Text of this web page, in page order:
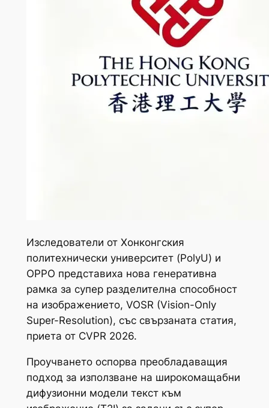
Изследователи от Хонконгския
политехнически университет (PolyU) и
OPPO представиха нова генеративна
рамка за супер разделителна способност
на изображението, VOSR (Vision-Only
Super-Resolution), със свързаната статия,
приета от CVPR 2026.
Проучването оспорва преобладаващия
подход за използване на широкомащабни
дифузионни модели текст към